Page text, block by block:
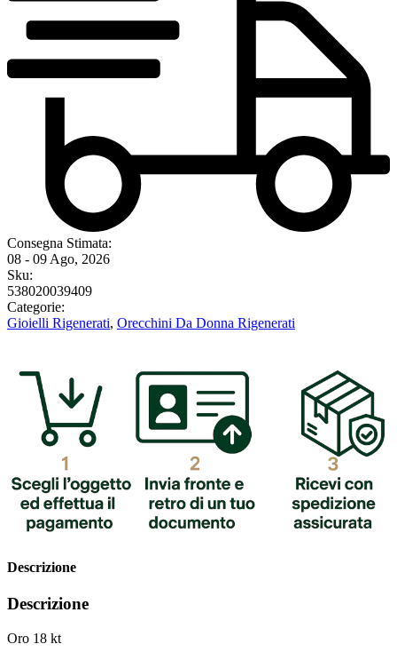
Consegna Stimata:
08 - 09 Ago, 2026
Sku:
538020039409
Categorie:
Gioielli Rigenerati, Orecchini Da Donna Rigenerati
Descrizione
Descrizione
Oro 18 kt